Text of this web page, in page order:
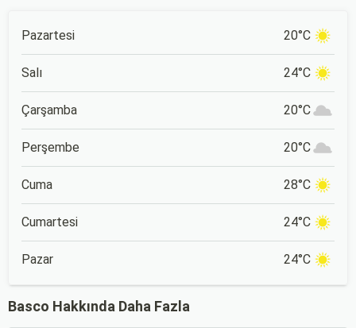
Pazartesi 20°C
Salı 24°C
Çarşamba 20°C
Perşembe 20°C
Cuma 28°C
Cumartesi 24°C
Pazar 24°C
Basco Hakkında Daha Fazla